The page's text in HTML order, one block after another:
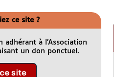
ce site ?
adhérant à l’Association
un don ponctuel.